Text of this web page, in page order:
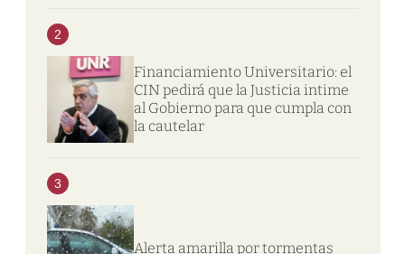
2
Financiamiento Universitario: el
CIN pedirá que la Justicia intime
al Gobierno para que cumpla con
la cautelar
3
Alerta amarilla por tormentas